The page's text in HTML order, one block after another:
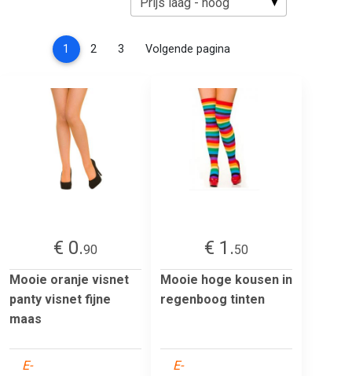
1 (current)
2 3 Volgende pagina
€ 0.90
Mooie oranje visnet
panty visnet fijne
maas
E-
€ 1.50
Mooie hoge kousen in
regenboog tinten
E-